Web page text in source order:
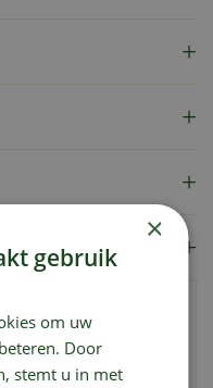
Buxusmot-val zijn
kunnen worden in
Door deze
×
gebruik
om uw
Door
stemt u in met